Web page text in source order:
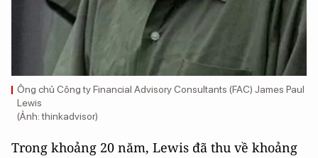
Ông chủ Công ty Financial Advisory Consultants (FAC) James Paul
Lewis
(Ảnh: thinkadvisor)
Trong khoảng 20 năm, Lewis đã thu về khoảng